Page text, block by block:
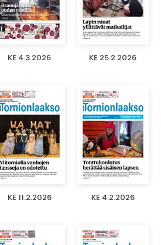
KE 4.3.2026 KE 25.2.2026
KE 11.2.2026 KE 4.2.2026